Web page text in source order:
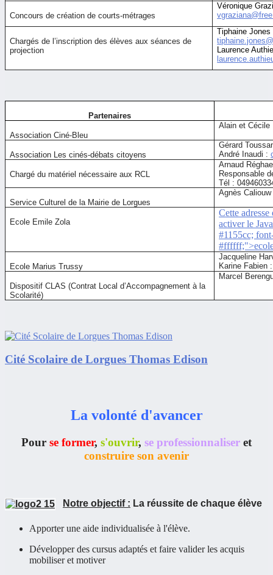
Concours de création de courts-métrages
Véronique
Chargés de l’inscription des élèves aux séances de
projection
Tiphaine Jones
Laurence
Partenaires
Association Ciné-Bleu
Alain et
Association Les cinés-débats citoyens
Gérard
André Inaudi :
Chargé du matériel nécessaire aux RCL
Arnaud
Responsable
Tél :
Service Culturel de la Mairie de Lorgues
Agnès
Ecole Emile Zola
Cette
activer le
#1155cc;
#ffffff;">
Ecole Marius Trussy
Jacqueline
Karine Fabien
Dispositif CLAS (Contrat Local d’Accompagnement à la
Scolarité)
Marcel
Cité Scolaire de Lorgues Thomas Edison
La volonté d'avancer
Pour se former, s'ouvrir, se professionnaliser et
construire son avenir
Notre objectif : La réussite de chaque élève
Apporter une aide individualisée à l'élève.
Développer des cursus adaptés et faire valider les acquis
mobiliser et motiver